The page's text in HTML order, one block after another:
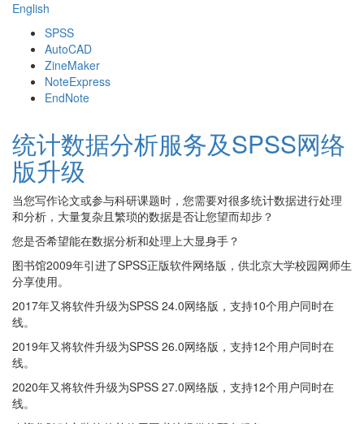
English
SPSS
AutoCAD
ZineMaker
NoteExpress
EndNote
统计数据分析服务及SPSS网络
版升级
当您写作论文或参与科研课题时，您需要对很多统计数据进行处理
和分析，大量复杂且繁琐的数据是否让您望而却步？
您是否希望能在数据分析和处理上大显身手？
图书馆2009年引进了SPSS正版软件网络版，供北京大学校园网师生
分享使用。
2017年又将软件升级为SPSS 24.0网络版，支持10个用户同时在
线。
2019年又将软件升级为SPSS 26.0网络版，支持12个用户同时在
线。
2020年又将软件升级为SPSS 27.0网络版，支持12个用户同时在
线。